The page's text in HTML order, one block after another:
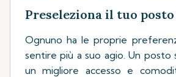
Preseleziona il tuo posto
Ognuno ha le proprie
sentire più a suo agio. Un posto
un migliore accesso e